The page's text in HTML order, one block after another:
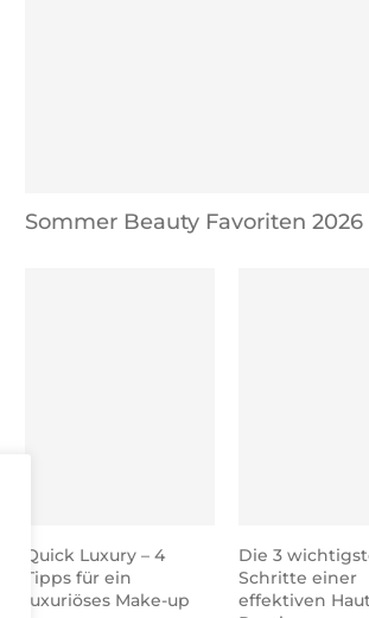
Sommer Beauty Favoriten 2026
Quick Luxury – 4
Tipps für ein
luxuriöses Make-up
Die 3
Schritte einer
effektiven